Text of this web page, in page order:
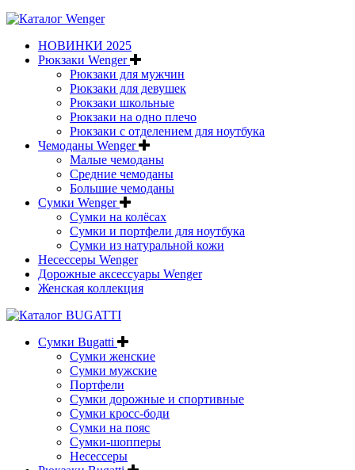
НОВИНКИ 2025
Рюкзаки Wenger
Рюкзаки для мужчин
Рюкзаки для девушек
Рюкзаки школьные
Рюкзаки на одно плечо
Рюкзаки с отделением для ноутбука
Чемоданы Wenger
Малые чемоданы
Средние чемоданы
Большие чемоданы
Сумки Wenger
Сумки на колёсах
Сумки и портфели для ноутбука
Сумки из натуральной кожи
Несессеры Wenger
Дорожные аксессуары Wenger
Женская коллекция
Сумки Bugatti
Сумки женские
Сумки мужские
Портфели
Сумки дорожные и спортивные
Сумки кросс-боди
Сумки на пояс
Сумки-шопперы
Несессеры